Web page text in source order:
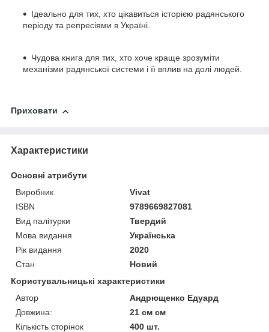
Ідеально для тих, хто цікавиться історією радянського
періоду та репресіями в Україні.
Чудова книга для тих, хто хоче краще зрозуміти
механізми радянської системи і її вплив на долі людей.
Приховати
Характеристики
Основні атрибути
Виробник
Vivat
ISBN
9789669827081
Вид палітурки
Твердий
Мова видання
Українська
Рік видання
2020
Стан
Новий
Користувальницькі характеристики
Автор
Андрющенко Едуард
Довжина:
21 см см
Кількість сторінок
400 шт.